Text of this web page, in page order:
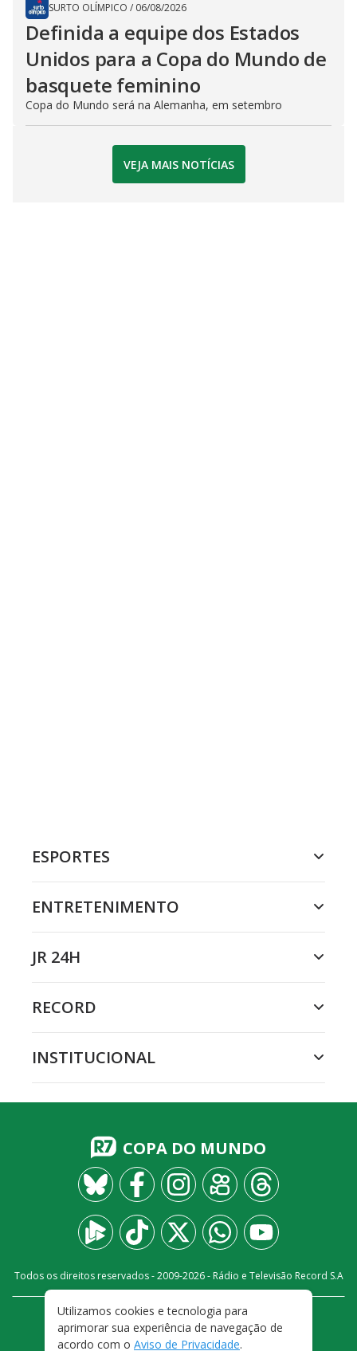
SURTO OLÍMPICO / 06/08/2026
Definida a equipe dos Estados
Unidos para a Copa do Mundo de
basquete feminino
Copa do Mundo será na Alemanha, em setembro
VEJA MAIS NOTÍCIAS
ESPORTES
ENTRETENIMENTO
JR 24H
RECORD
INSTITUCIONAL
COPA DO MUNDO
Todos os direitos reservados - 2009-2026- Rádio e Televisão Record S.A
CARREIRA FALE CONOSCO
PRIVACIDADE
TERMOS E CONDIÇÕES DE USO
Utilizamos cookies e tecnologia para
aprimorar sua experiência de navegação de
acordo com o Aviso de Privacidade.